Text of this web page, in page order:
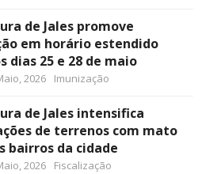
de Jales promove
em horário estendido
dias 25 e 28 de maio
2026 Imunização
de Jales intensifica
de terrenos com mato
bairros da cidade
2026 Fiscalização